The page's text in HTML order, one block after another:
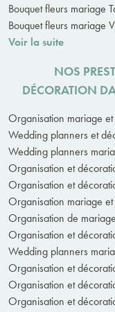
Bouquet fleurs mariage
Bouquet fleurs mariage
Voir la suite
NOS
DÉCORATION
Organisation mariage
Wedding planners et
Wedding planners
Organisation et
Organisation et
Organisation mariage
Organisation de
Organisation et
Wedding planners
Organisation et
Organisation et
Organisation et